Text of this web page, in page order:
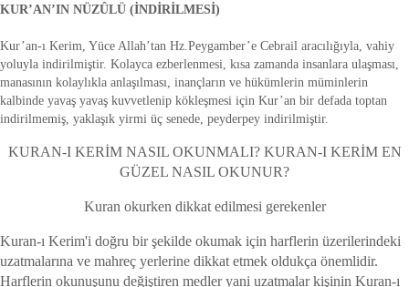
KUR’AN’IN NÜZÛLÜ (İNDİRİLMESİ)
Kur’an-ı Kerim, Yüce Allah’tan Hz.Peygamber’e Cebrail aracılığıyla, vahiy
yoluyla indirilmiştir. Kolayca ezberlenmesi, kısa zamanda insanlara ulaşması,
manasının kolaylıkla anlaşılması, inançların ve hükümlerin müminlerin
kalbinde yavaş yavaş kuvvetlenip kökleşmesi için Kur’an bir defada toptan
indirilmemiş, yaklaşık yirmi üç senede, peyderpey indirilmiştir.
KURAN-I KERİM NASIL OKUNMALI? KURAN-I KERİM EN
GÜZEL NASIL OKUNUR?
Kuran okurken dikkat edilmesi gerekenler
Kuran-ı Kerim'i doğru bir şekilde okumak için harflerin üzerilerindeki
uzatmalarına ve mahreç yerlerine dikkat etmek oldukça önemlidir.
Harflerin okunuşunu değiştiren medler yani uzatmalar kişinin Kuran-ı